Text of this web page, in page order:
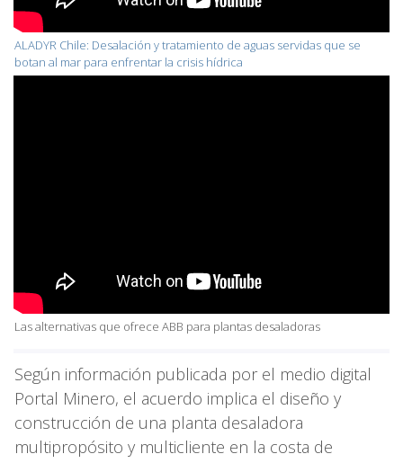
ALADYR Chile: Desalación y tratamiento de aguas servidas que se
botan al mar para enfrentar la crisis hídrica
Las alternativas que ofrece ABB para plantas desaladoras
Según información publicada por el medio digital
Portal Minero, el acuerdo implica el diseño y
construcción de una planta desaladora
multipropósito y multicliente en la costa de